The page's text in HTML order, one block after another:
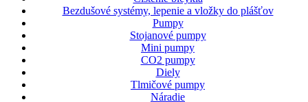
Bezdušové systémy, lepenie a vložky do plášťov
Pumpy
Stojanové pumpy
Mini pumpy
CO2 pumpy
Diely
Tlmičové pumpy
Náradie